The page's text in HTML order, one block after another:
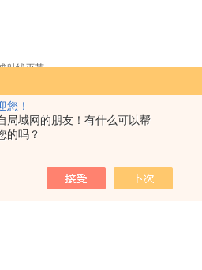
您！
局域网的朋友！有什么可以帮
的吗？
射线灭菌
Millipore表面滤膜成为分析和研究应用中
量的润湿剂，其水溶出物比标准的MF-